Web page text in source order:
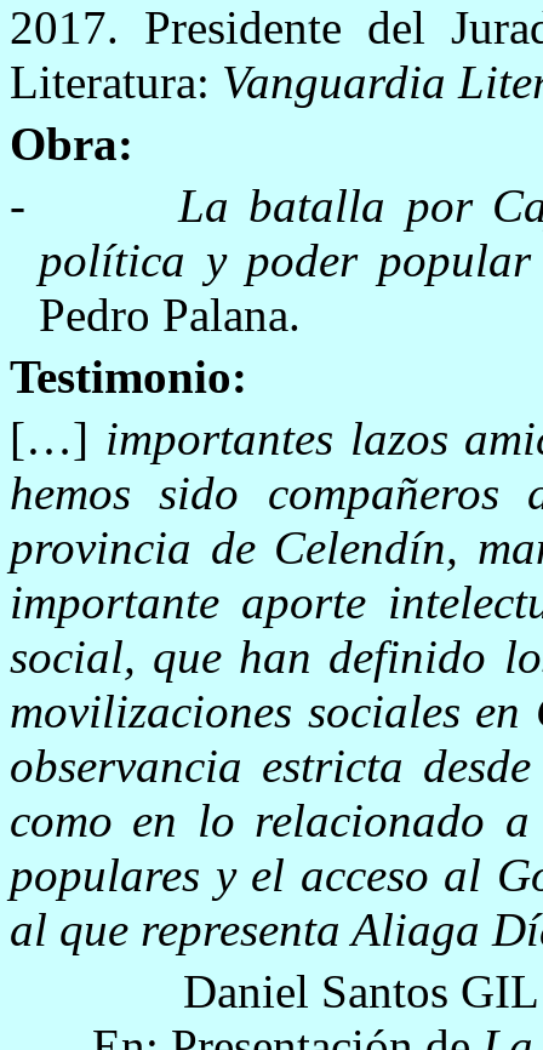
2017. Presidente del
Literatura: Vanguardia
Obra:
-
La batalla por
política y poder popular
Pedro Palana.
Testimonio:
[…] importantes lazos
hemos sido
provincia de Celendín,
importante aporte
social, que han definido
movilizaciones sociales
observancia estricta
como en lo relacionado
populares y el acceso al
al que representa Aliaga
Daniel Santos